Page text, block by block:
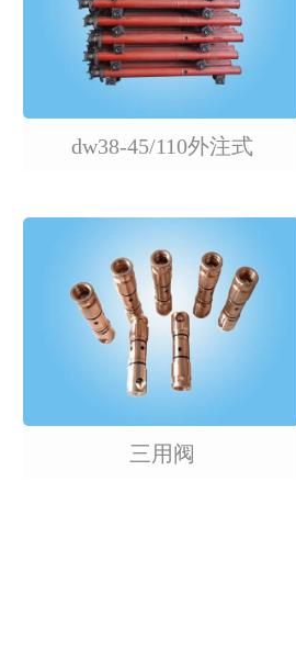
dw38-45/110外注式
三用阀